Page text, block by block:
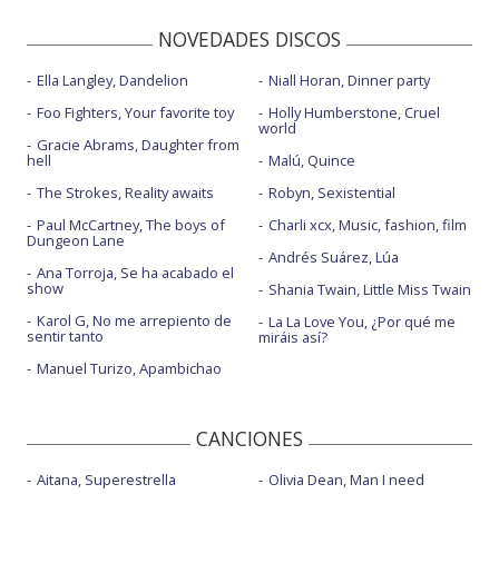
NOVEDADES DISCOS
Ella Langley, Dandelion
Foo Fighters, Your favorite toy
Gracie Abrams, Daughter from
hell
The Strokes, Reality awaits
Paul McCartney, The boys of
Dungeon Lane
Ana Torroja, Se ha acabado el
show
Karol G, No me arrepiento de
sentir tanto
Manuel Turizo, Apambichao
Niall Horan, Dinner party
Holly Humberstone, Cruel
world
Malú, Quince
Robyn, Sexistential
Charli xcx, Music, fashion, film
Andrés Suárez, Lúa
Shania Twain, Little Miss Twain
La La Love You, ¿Por qué me
miráis así?
CANCIONES
Aitana, Superestrella Olivia Dean, Man I need